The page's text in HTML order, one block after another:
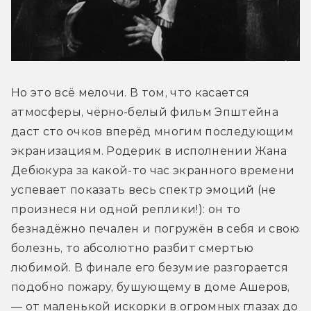
Но это всё мелочи. В том, что касается
атмосферы, чёрно-белый фильм Эпштейна
даст сто очков вперёд многим последующим
экранизациям. Родерик в исполнении Жана
Дебюкура за какой-то час экранного времени
успевает показать весь спектр эмоций (не
произнеся ни одной реплики!): он то
безнадёжно печален и погружён в себя и свою
болезнь, то абсолютно разбит смертью
любимой. В финале его безумие разгорается
подобно пожару, бушующему в доме Ашеров,
— от маленькой искорки в огромных глазах до